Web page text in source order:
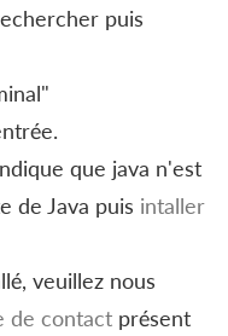
puis
que java n'est
de Java puis intaller
veuillez nous
de contact présent